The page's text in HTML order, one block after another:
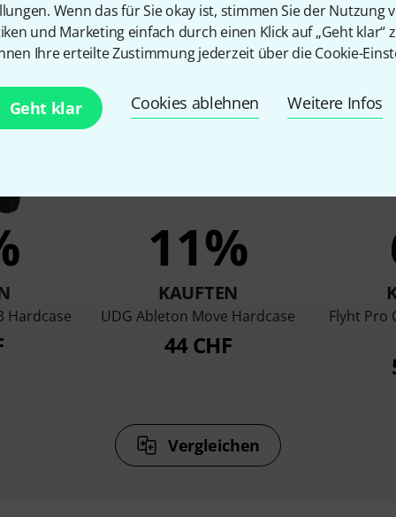
Wenn das für Sie okay ist, stimmen Sie der Nutzung
und Marketing einfach durch einen Klick auf „Geht klar“
Ihre erteilte Zustimmung jederzeit über die Cookie-
Geht klar Cookies ablehnen Weitere Infos
die sich dieses
Hardcase
11%
KAUFTEN
UDG Ableton Move Hardcase
44 CHF
Flyht Pro
Vergleichen